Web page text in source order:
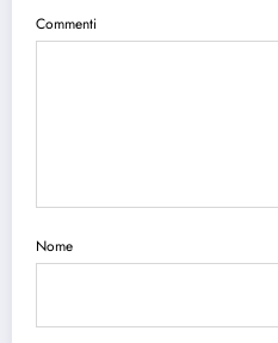
Commenti
Nome